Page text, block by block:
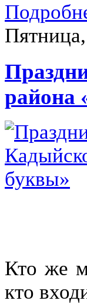
района
Кто же
кто